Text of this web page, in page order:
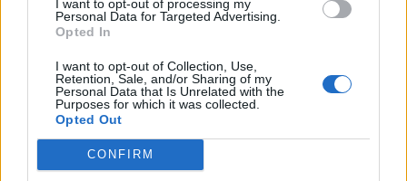
I want to opt-out of processing my
Personal Data for Targeted Advertising.
Opted In
I want to opt-out of Collection, Use,
Retention, Sale, and/or Sharing of my
Personal Data that Is Unrelated with the
Purposes for which it was collected.
Opted Out
CONFIRM